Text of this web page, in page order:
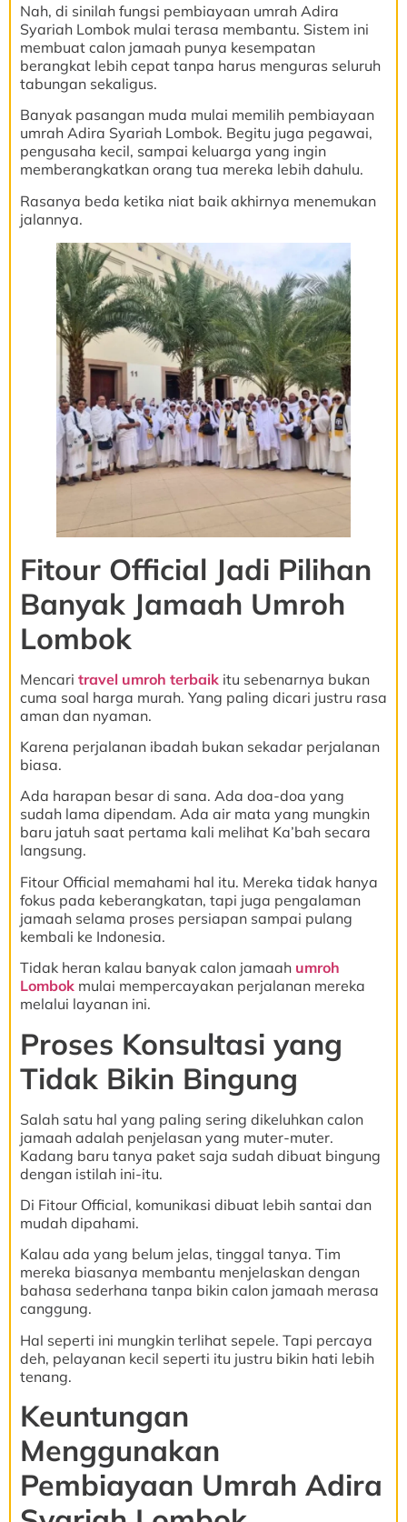
Nah, di sinilah fungsi pembiayaan umrah Adira
Syariah Lombok mulai terasa membantu. Sistem ini
membuat calon jamaah punya kesempatan
berangkat lebih cepat tanpa harus menguras seluruh
tabungan sekaligus.
Banyak pasangan muda mulai memilih pembiayaan
umrah Adira Syariah Lombok. Begitu juga pegawai,
pengusaha kecil, sampai keluarga yang ingin
memberangkatkan orang tua mereka lebih dahulu.
Rasanya beda ketika niat baik akhirnya menemukan
jalannya.
Fitour Official Jadi Pilihan
Banyak Jamaah Umroh
Lombok
Mencari travel umroh terbaik itu sebenarnya bukan
cuma soal harga murah. Yang paling dicari justru rasa
aman dan nyaman.
Karena perjalanan ibadah bukan sekadar perjalanan
biasa.
Ada harapan besar di sana. Ada doa-doa yang
sudah lama dipendam. Ada air mata yang mungkin
baru jatuh saat pertama kali melihat Ka’bah secara
langsung.
Fitour Official memahami hal itu. Mereka tidak hanya
fokus pada keberangkatan, tapi juga pengalaman
jamaah selama proses persiapan sampai pulang
kembali ke Indonesia.
Tidak heran kalau banyak calon jamaah umroh
Lombok mulai mempercayakan perjalanan mereka
melalui layanan ini.
Proses Konsultasi yang
Tidak Bikin Bingung
Salah satu hal yang paling sering dikeluhkan calon
jamaah adalah penjelasan yang muter-muter.
Kadang baru tanya paket saja sudah dibuat bingung
dengan istilah ini-itu.
Di Fitour Official, komunikasi dibuat lebih santai dan
mudah dipahami.
Kalau ada yang belum jelas, tinggal tanya. Tim
mereka biasanya membantu menjelaskan dengan
bahasa sederhana tanpa bikin calon jamaah merasa
canggung.
Hal seperti ini mungkin terlihat sepele. Tapi percaya
deh, pelayanan kecil seperti itu justru bikin hati lebih
tenang.
Keuntungan
Menggunakan
Pembiayaan Umrah Adira